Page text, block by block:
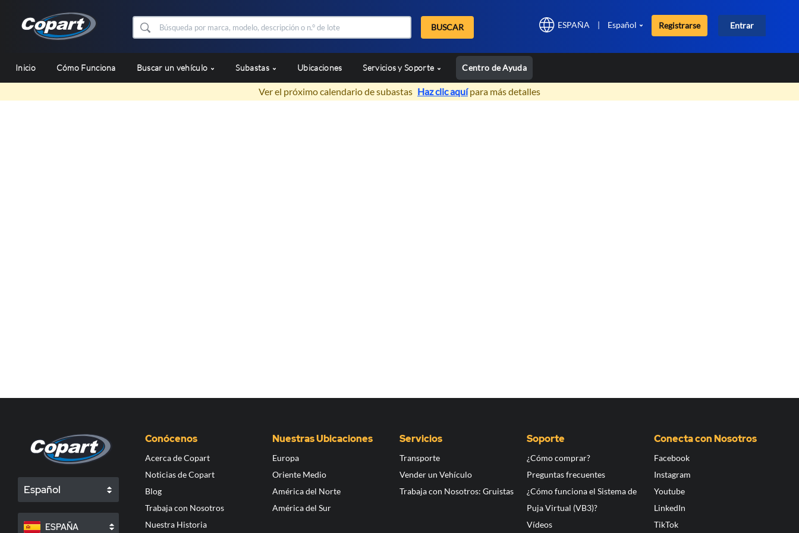
BUSCAR ESPAÑA | Español Registrarse Entrar
Inicio Cómo Funciona Buscar un vehículo Subastas Ubicaciones Servicios y Soporte Centro de Ayuda
Ver el próximo calendario de subastas Haz clic aquípara más detalles
Español
ESPAÑA
Conócenos
Acerca de Copart
Noticias de Copart
Blog
Trabaja con Nosotros
Nuestra Historia
Nuestras Ubicaciones
Europa
Oriente Medio
América del Norte
América del Sur
Servicios
Transporte
Vender un Vehículo
Trabaja con Nosotros: Gruistas
Soporte
¿Cómo comprar?
Preguntas frecuentes
¿Cómo funciona el Sistema de
Puja Virtual (VB3)?
Vídeos
Conecta con Nosotros
Facebook
Instagram
Youtube
LinkedIn
TikTok